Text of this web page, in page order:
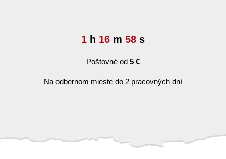
1 h 16 m 58 s
Poštovné od 5 €
Na odbernom mieste do 2 pracovných dní